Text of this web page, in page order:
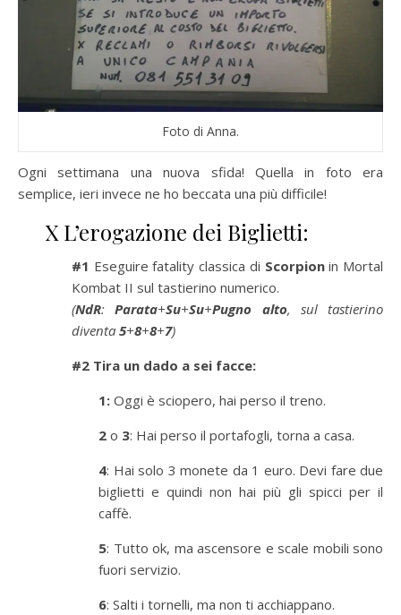
Foto di Anna.
Ogni settimana una nuova sfida! Quella in foto era
semplice, ieri invece ne ho beccata una più difficile!
X L’erogazione dei Biglietti:
#1 Eseguire fatality classica di Scorpionin Mortal
Kombat II sul tastierino numerico.
(NdR:Parata+Su+Su+Pugno alto, sul tastierino
diventa 5+8+8+7)
#2 Tira un dado a sei facce:
1: Oggi è sciopero, hai perso il treno.
2 o 3: Hai perso il portafogli, torna a casa.
4: Hai solo 3 monete da 1 euro. Devi fare due
biglietti e quindi non hai più gli spicci per il
caffè.
5: Tutto ok, ma ascensore e scale mobili sono
fuori servizio.
6: Salti i tornelli, ma non ti acchiappano.